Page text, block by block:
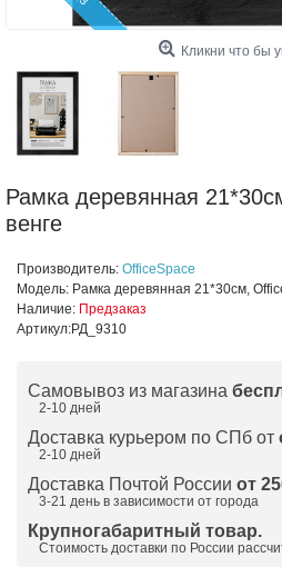
Кликни что бы
Рамка деревянная
венге
Производитель: OfficeSpace
Модель: Рамка деревянная 21*30см,
Наличие: Предзаказ
Артикул:РД_9310
Самовывоз из магазина
2-10 дней
Доставка курьером по СПб от
2-10 дней
Доставка Почтой России от
3-21 день в зависимости от города
Крупногабаритный товар.
Стоимость доставки по России